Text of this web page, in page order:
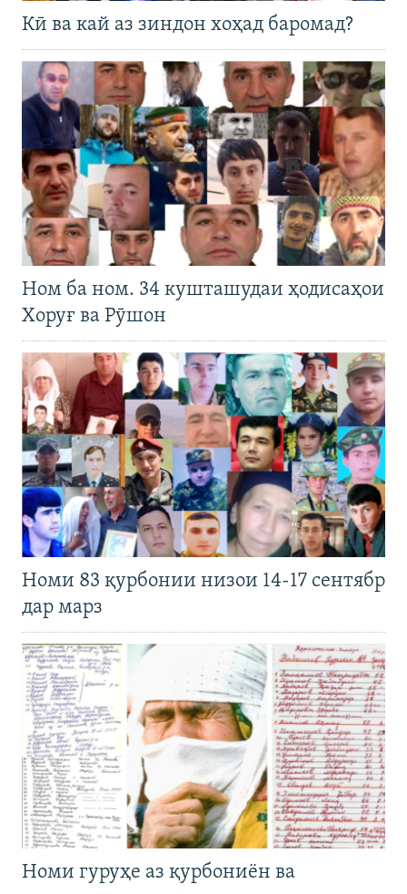
Кӣ ва кай аз зиндон хоҳад баромад?
Ном ба ном. 34 кушташудаи ҳодисаҳои
Хоруғ ва Рӯшон
Номи 83 қурбонии низои 14-17 сентябр
дар марз
Номи гуруҳе аз қурбониён ва